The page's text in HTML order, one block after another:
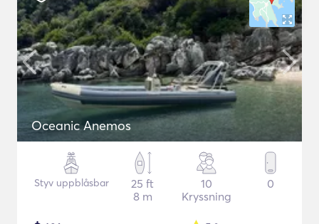
Oceanic Anemos
Styv uppblåsbar
25 ft
8 m
10
Kryssning
0